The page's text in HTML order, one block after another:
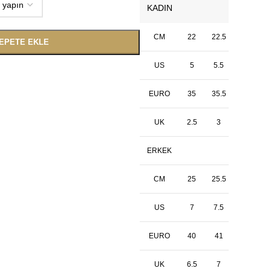
EKLE
KADIN
CM 22 22.5
US 5 5.5
EURO 35 35.5
UK 2.5 3
ERKEK
CM 25 25.5
US 7 7.5
EURO 40 41
UK 6.5 7